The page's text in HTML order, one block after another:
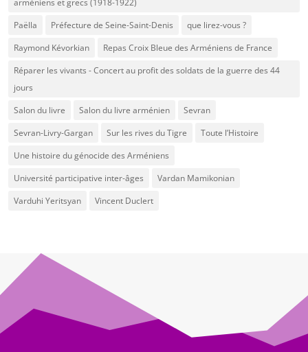
arméniens et grecs (1918-1922)
Paëlla
Préfecture de Seine-Saint-Denis
que lirez-vous ?
Raymond Kévorkian
Repas Croix Bleue des Arméniens de France
Réparer les vivants - Concert au profit des soldats de la guerre des 44
jours
Salon du livre
Salon du livre arménien
Sevran
Sevran-Livry-Gargan
Sur les rives du Tigre
Toute l’Histoire
Une histoire du génocide des Arméniens
Université participative inter-âges
Vardan Mamikonian
Varduhi Yeritsyan
Vincent Duclert